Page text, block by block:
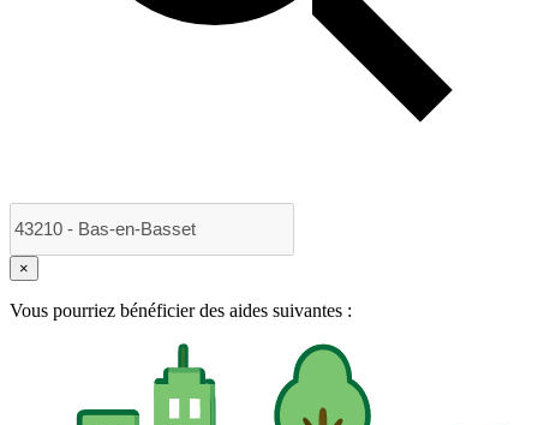
×
Vous pourriez bénéficier des aides suivantes :